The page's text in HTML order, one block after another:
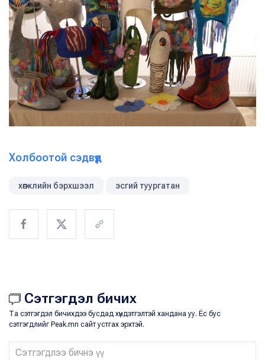
Холбоотой сэдвүүд
хөгжлийн бэрхшээл эсгий туургатан
Сэтгэгдэл бичих
Та сэтгэгдэл бичихдээ бусдад хүндэтгэлтэй хандана уу. Ёс бус
сэтгэгдлийг Peak.mn сайт устгах эрхтэй.